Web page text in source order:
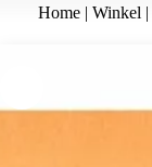
Home | Winkel |